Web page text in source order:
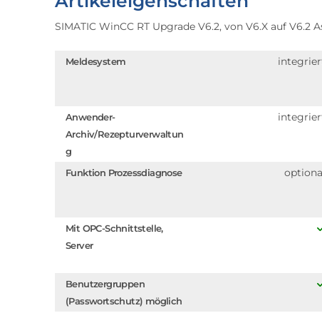
SIMATIC WinCC RT Upgrade V6.2, von V6.X auf V6.2
Meldesystem
Anwender-
Archiv/Rezepturverwaltun
g
Funktion Prozessdiagnose
Mit OPC-Schnittstelle,
Server
Benutzergruppen
(Passwortschutz) möglich